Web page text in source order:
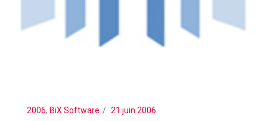
2006, BiX Software 21 juin 2006